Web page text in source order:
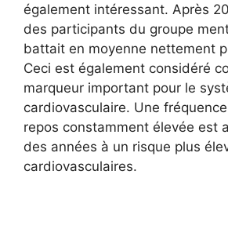
également intéressant. Après
des participants du groupe
battait en moyenne nettement
Ceci est également considéré
marqueur important pour le
cardiovasculaire. Une
repos constamment élevée est
des années à un risque plus
cardiovasculaires.